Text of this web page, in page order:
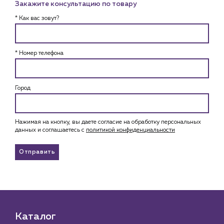
Закажите консультацию по товару
* Как вас зовут?
* Номер телефона
Город
Нажимая на кнопку, вы даете согласие на обработку персональных
данных и соглашаетесь c политикой конфиденциальности
Отправить
Каталог